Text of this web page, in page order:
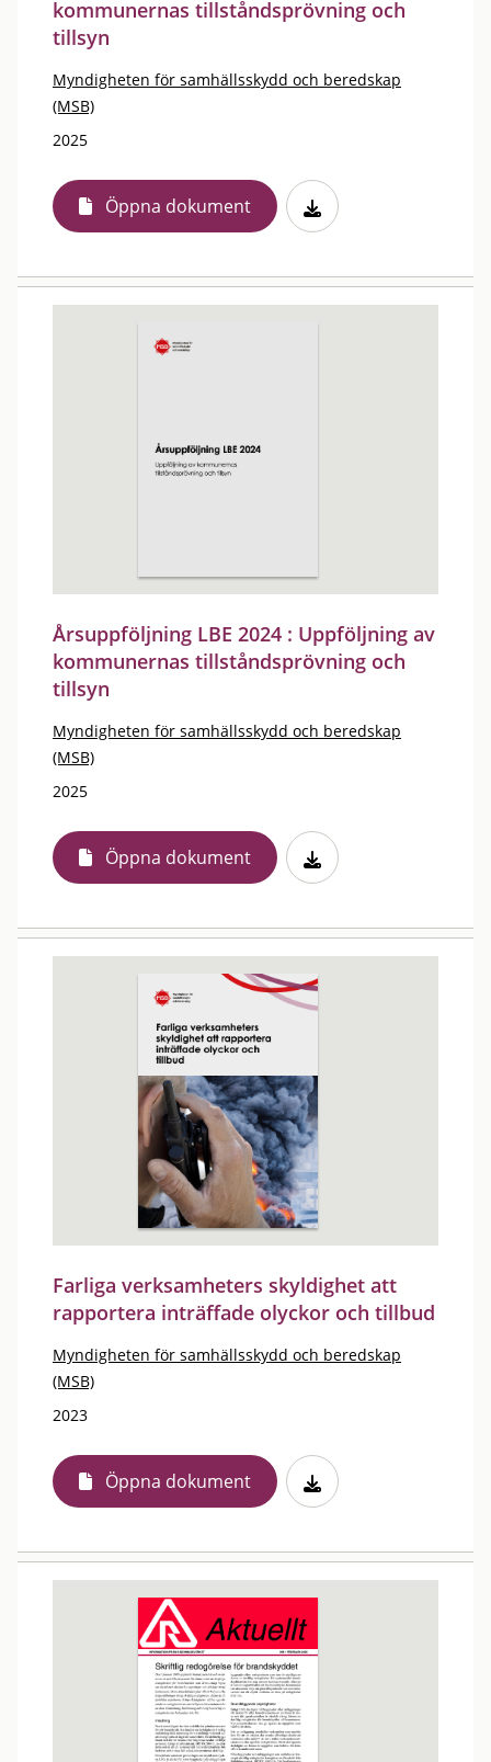
kommunernas tillståndsprövning och
tillsyn
Myndigheten för samhällsskydd och beredskap
(MSB)
2025
Öppna dokument
Årsuppföljning LBE 2024 : Uppföljning av
kommunernas tillståndsprövning och
tillsyn
Myndigheten för samhällsskydd och beredskap
(MSB)
2025
Öppna dokument
Farliga verksamheters skyldighet att
rapportera inträffade olyckor och tillbud
Myndigheten för samhällsskydd och beredskap
(MSB)
2023
Öppna dokument